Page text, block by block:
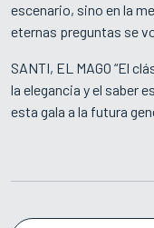
escenario, sino en la
eternas preguntas se
SANTI, EL MAGO “El
la elegancia y el saber
esta gala a la futura